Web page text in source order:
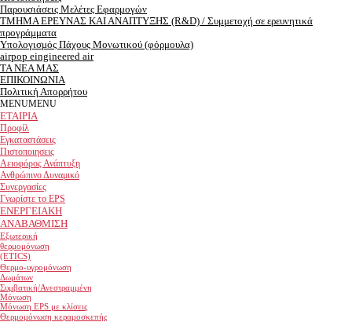
Παρουσιάσεις Μελέτες Εφαρμογών
ΤΜΗΜΑ ΕΡEΥΝΑΣ ΚΑΙ ΑΝΑΠΤΥΞΗΣ (R&D) / Συμμετοχή σε ερευνητικά
προγράμματα
Υπολογισμός Πάχους Μονωτικού (φόρμουλα)
airpop eingineered air
ΤΑ ΝΕΑ ΜΑΣ
ΕΠΙΚΟΙΝΩΝΙΑ
Πολιτική Απορρήτου
MENUMENU
ΕΤΑΙΡΙΑ
Προφίλ
Εγκαταστάσεις
Πιστοποιησεις
Αειοφόρος Ανάπτυξη
Ανθρώπινο Δυναμικό
Συνεργασίες
Γνωρίστε το EPS
ΕΝΕΡΓΕΙΑΚΗ
ΑΝΑΒΑΘΜΙΣΗ
Εξωτερική
θερμομόνωση
(ETICS)
Θερμο-υγρομόνωση
Δωμάτων
Συμβατική/Ανεστραμμένη
Μόνωση
Μόνωση EPS με κλίσεις
Θερμομόνωση κεραμοσκεπής